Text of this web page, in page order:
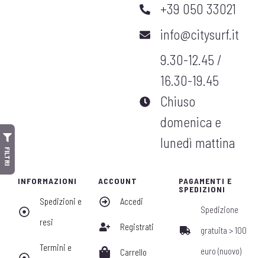
FILTRI
+39 050 33021
info@citysurf.it
9.30-12.45 /
16.30-19.45
Chiuso
domenica e
lunedì mattina
INFORMAZIONI
Spedizioni e
resi
Termini e
ACCOUNT
Accedi
Registrati
Carrello
PAGAMENTI E
SPEDIZIONI
Spedizione
gratuita > 100
euro (nuovo)